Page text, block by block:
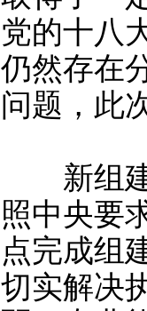
党的十八
仍然存在
问题，此
新组建
照中央要
点完成组
切实解决